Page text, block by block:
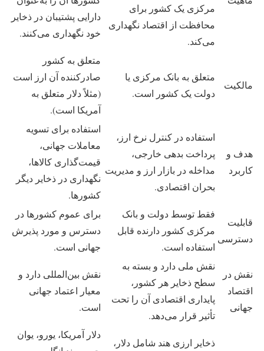
مرکزی یک کشور برای
محافظت از اقتصاد نگهداری
می‌کند.
دارایی پشتیبان در ذخایر
خود نگهداری می‌کنند.
مالکیت
متعلق به بانک مرکزی یا
دولت یک کشور است.
متعلق به کشور
صادرکننده آن ارز است
(مثلاً دلار متعلق به
آمریکا است).
هدف و
کاربرد
استفاده در کنترل نرخ ارز،
پرداخت بدهی خارجی،
مداخله در بازار ارز و مدیریت
بحران اقتصادی.
استفاده برای تسویه
معاملات جهانی،
قیمت‌گذاری کالاها،
نگهداری در ذخایر دیگر
کشورها.
قابلیت
دسترسی
فقط توسط دولت و بانک
مرکزی کشور دارنده قابل
استفاده است.
برای عموم کشورها در
دسترس و مورد پذیرش
جهانی است.
نقش در
اقتصاد
جهانی
نقش ملی دارد و بسته به
سطح ذخایر هر کشور،
پایداری اقتصادی آن را تحت
تأثیر قرار می‌دهد.
نقش بین‌المللی دارد و
معیار اعتماد جهانی
است.
ذخایر ارزی هند شامل دلار،
دلار آمریکا، یورو، یوان